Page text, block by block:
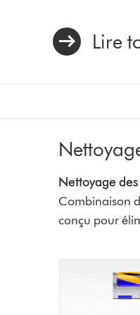
Lire
Nettoyage des
Combinaison
conçu pour